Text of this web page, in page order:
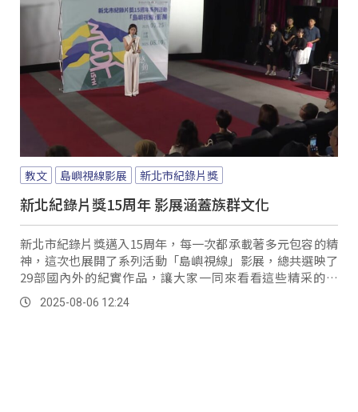
教文 島嶼視線影展 新北市紀錄片獎
新北紀錄片獎15周年 影展涵蓋族群文化
新北市紀錄片獎邁入15周年，每一次都承載著多元包容的精
神，這次也展開了系列活動「島嶼視線」影展，總共選映了
29部國內外的紀實作品，讓大家一同來看看這些精采的故
事。2025-08-06 12:24